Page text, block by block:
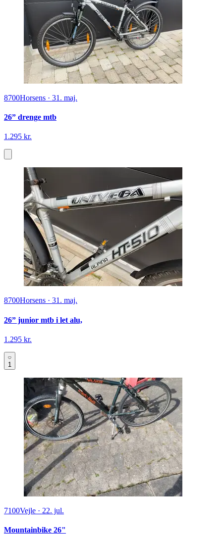
8700Horsens · 31. maj.
26” drenge mtb
1.295 kr.
8700Horsens · 31. maj.
26” junior mtb i let alu,
1.295 kr.
1
7100Vejle · 22. jul.
Mountainbike 26"